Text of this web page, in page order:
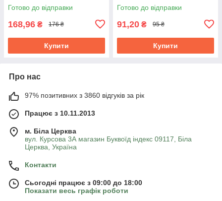
Готово до відправки
168,96 ₴ 176 ₴
Купити
Готово до відправки
91,20 ₴ 95 ₴
Купити
Про нас
97% позитивних з 3860 відгуків за рік
Працює з 10.11.2013
м. Біла Церква
вул. Курсова 3А магазин Буквоїд індекс 09117, Біла
Церква, Україна
Контакти
Сьогодні працює з 09:00 до 18:00
Показати весь графік роботи